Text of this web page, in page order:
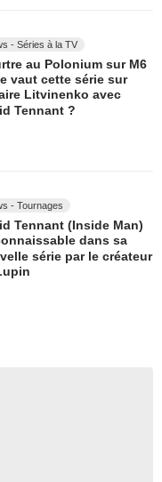
- Séries à la TV
au Polonium sur M6
vaut cette série sur
Litvinenko avec
Tennant ?
- Tournages
Tennant (Inside Man)
dans sa
série par le créateur